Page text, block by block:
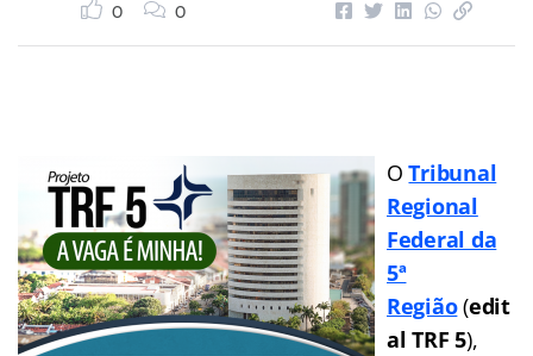
0 0
OTribunal
Regional
Federal da
5ª
Região(edit
al TRF 5),